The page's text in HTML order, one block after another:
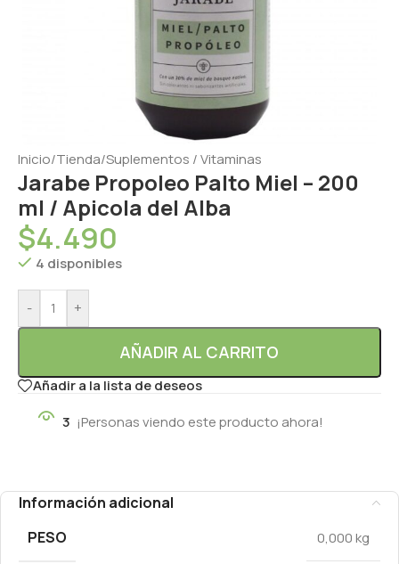
Inicio/Tienda/Suplementos / Vitaminas
Jarabe Propoleo Palto Miel – 200
ml / Apicola del Alba
$4.490
4 disponibles
- +
AÑADIR AL CARRITO
Añadir a la lista de deseos
3 ¡Personas viendo este producto ahora!
Información adicional
PESO
0,000 kg